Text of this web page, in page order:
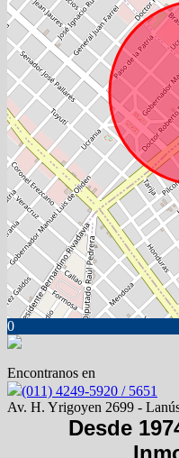
0
Encontranos en
(011) 4249-5920 / 5651
Av. H. Yrigoyen 2699 -
Desde